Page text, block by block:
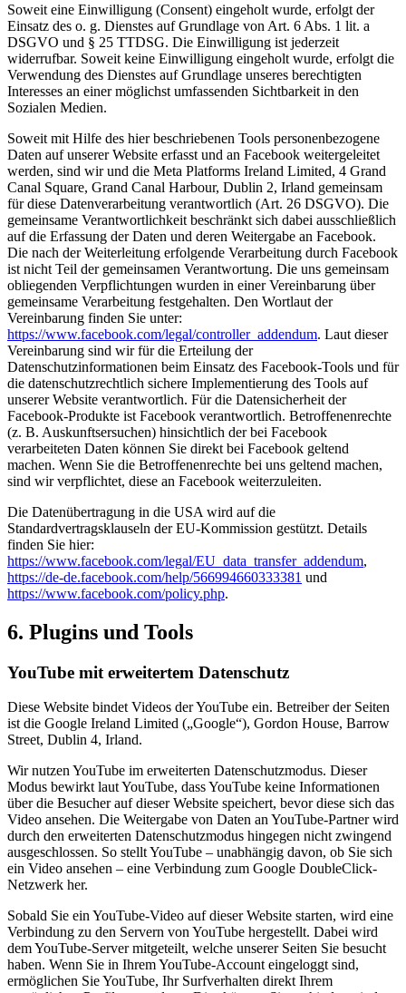
Soweit eine Einwilligung (Consent) eingeholt wurde, erfolgt der
Einsatz des o. g. Dienstes auf Grundlage von Art. 6 Abs. 1 lit. a
DSGVO und § 25 TTDSG. Die Einwilligung ist jederzeit
widerrufbar. Soweit keine Einwilligung eingeholt wurde, erfolgt die
Verwendung des Dienstes auf Grundlage unseres berechtigten
Interesses an einer möglichst umfassenden Sichtbarkeit in den
Sozialen Medien.
Soweit mit Hilfe des hier beschriebenen Tools personenbezogene
Daten auf unserer Website erfasst und an Facebook weitergeleitet
werden, sind wir und die Meta Platforms Ireland Limited, 4 Grand
Canal Square, Grand Canal Harbour, Dublin 2, Irland gemeinsam
für diese Datenverarbeitung verantwortlich (Art. 26 DSGVO). Die
gemeinsame Verantwortlichkeit beschränkt sich dabei ausschließlich
auf die Erfassung der Daten und deren Weitergabe an Facebook.
Die nach der Weiterleitung erfolgende Verarbeitung durch Facebook
ist nicht Teil der gemeinsamen Verantwortung. Die uns gemeinsam
obliegenden Verpflichtungen wurden in einer Vereinbarung über
gemeinsame Verarbeitung festgehalten. Den Wortlaut der
Vereinbarung finden Sie unter:
https://www.facebook.com/legal/controller_addendum. Laut dieser
Vereinbarung sind wir für die Erteilung der
Datenschutzinformationen beim Einsatz des Facebook-Tools und für
die datenschutzrechtlich sichere Implementierung des Tools auf
unserer Website verantwortlich. Für die Datensicherheit der
Facebook-Produkte ist Facebook verantwortlich. Betroffenenrechte
(z. B. Auskunftsersuchen) hinsichtlich der bei Facebook
verarbeiteten Daten können Sie direkt bei Facebook geltend
machen. Wenn Sie die Betroffenenrechte bei uns geltend machen,
sind wir verpflichtet, diese an Facebook weiterzuleiten.
Die Datenübertragung in die USA wird auf die
Standardvertragsklauseln der EU-Kommission gestützt. Details
finden Sie hier:
https://www.facebook.com/legal/EU_data_transfer_addendum,
https://de-de.facebook.com/help/566994660333381 und
https://www.facebook.com/policy.php.
6. Plugins und Tools
YouTube mit erweitertem Datenschutz
Diese Website bindet Videos der YouTube ein. Betreiber der Seiten
ist die Google Ireland Limited („Google“), Gordon House, Barrow
Street, Dublin 4, Irland.
Wir nutzen YouTube im erweiterten Datenschutzmodus. Dieser
Modus bewirkt laut YouTube, dass YouTube keine Informationen
über die Besucher auf dieser Website speichert, bevor diese sich das
Video ansehen. Die Weitergabe von Daten an YouTube-Partner wird
durch den erweiterten Datenschutzmodus hingegen nicht zwingend
ausgeschlossen. So stellt YouTube – unabhängig davon, ob Sie sich
ein Video ansehen – eine Verbindung zum Google DoubleClick-
Netzwerk her.
Sobald Sie ein YouTube-Video auf dieser Website starten, wird eine
Verbindung zu den Servern von YouTube hergestellt. Dabei wird
dem YouTube-Server mitgeteilt, welche unserer Seiten Sie besucht
haben. Wenn Sie in Ihrem YouTube-Account eingeloggt sind,
ermöglichen Sie YouTube, Ihr Surfverhalten direkt Ihrem